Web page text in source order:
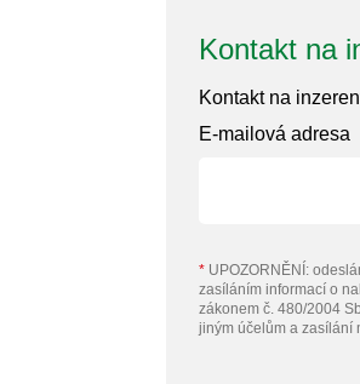
Kontakt na
Kontakt na
E-mailová adresa
* UPOZORNĚNÍ:
zasíláním informací o
zákonem č. 480/2004
jiným účelům a zasílání